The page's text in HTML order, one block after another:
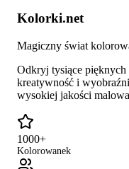
Kolorki.net
Magiczny świat
Odkryj tysiące
kreatywność i
wysokiej jakości
1000+
Kolorowanek